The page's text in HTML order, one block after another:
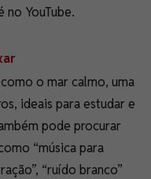
no YouTube.
o mar calmo, uma
ideais para estudar e
pode procurar
“música para
“ruído branco”